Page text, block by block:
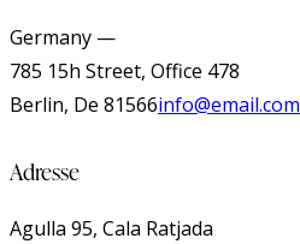
Germany —
785 15h Street, Office 478
Berlin, De 81566info@email.com
Adresse
Agulla 95, Cala Ratjada